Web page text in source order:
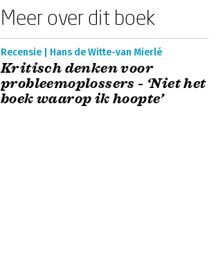
Meer over dit boek
Recensie | Hans de Witte-van Mierlé
Kritisch denken voor
probleemoplossers - ‘Niet het
boek waarop ik hoopte’